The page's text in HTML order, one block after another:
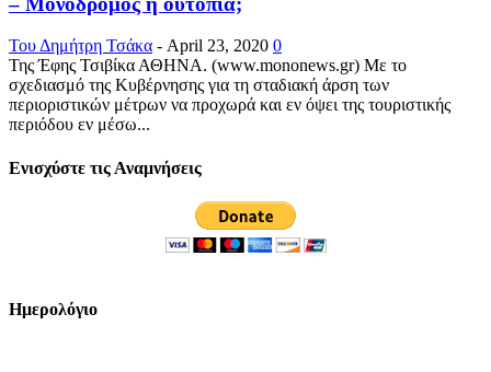
Του Δημήτρη Τσάκα - April 23, 2020 0
Της Έφης Τσιβίκα ΑΘΗΝΑ. (www.mononews.gr) Με το
σχεδιασμό της Κυβέρνησης για τη σταδιακή άρση των
περιοριστικών μέτρων να προχωρά και εν όψει της τουριστικής
περιόδου εν μέσω...
Ενισχύστε τις Αναμνήσεις
Ημερολόγιο